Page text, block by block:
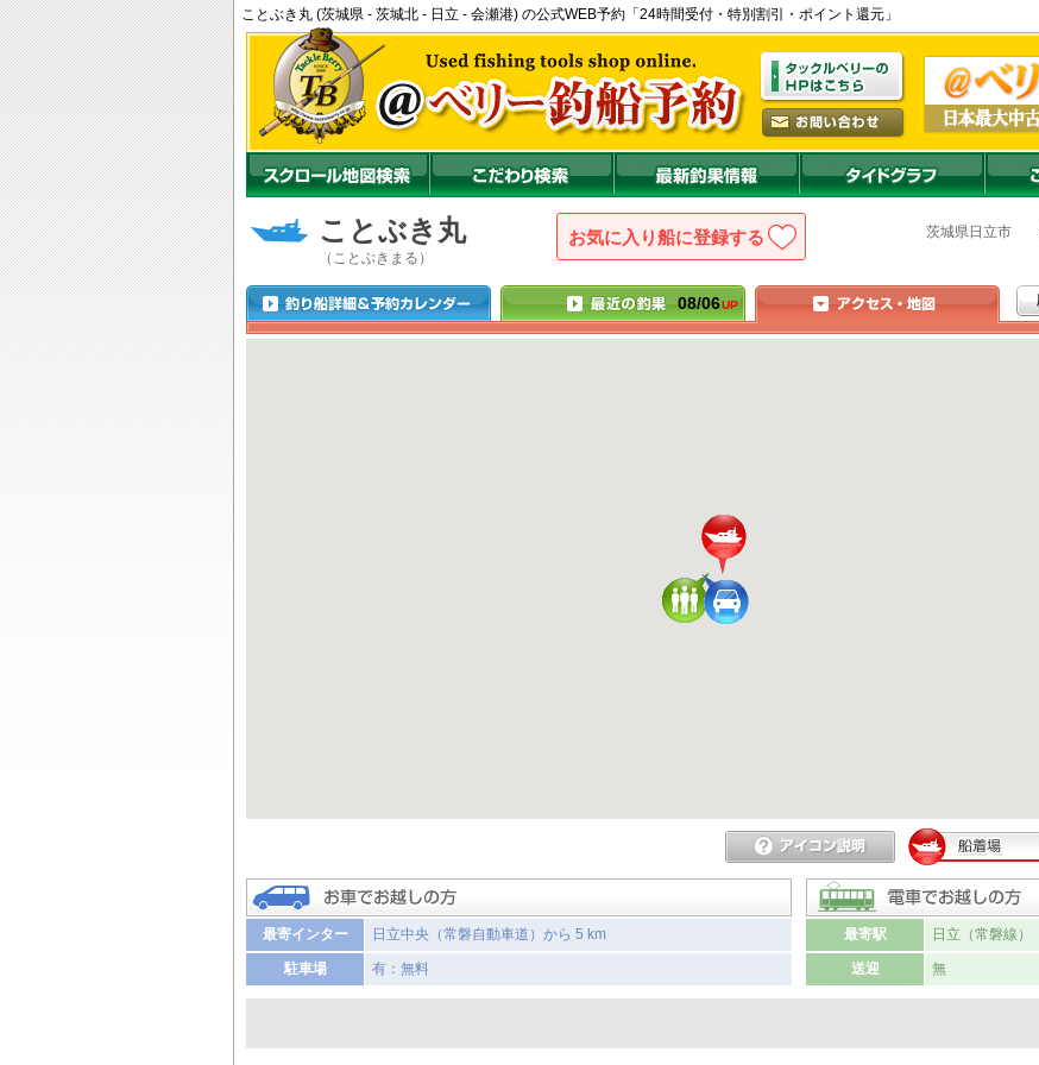
ことぶき丸 (茨城県 - 茨城北 - 日立 - 会瀬港) の公式WEB予約「24時間受付・特別割引・ポイント還元」
ことぶき丸
（ことぶきまる）
お気に入り船に登録 茨城県日立市
08/06UP
最寄インター 日立中央（常磐自動車道）から 5 km
駐車場 有：無料
最寄駅 日立（常磐線）
送迎 無